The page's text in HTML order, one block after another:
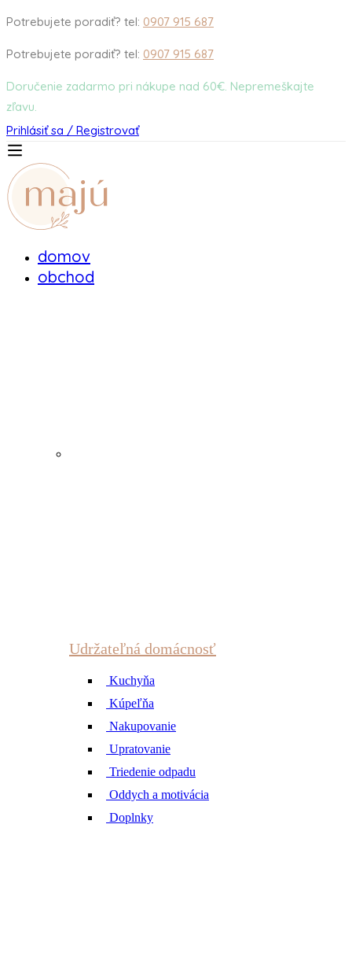
Potrebujete poradiť? tel: 0907 915 687
Potrebujete poradiť? tel: 0907 915 687
Doručenie zadarmo pri nákupe nad 60€. Nepremeškajte
zľavu.
Prihlásiť sa / Registrovať
domov
obchod
Udržateľná domácnosť
Kuchyňa
Kúpeľňa
Nakupovanie
Upratovanie
Triedenie odpadu
Oddych a motivácia
Doplnky